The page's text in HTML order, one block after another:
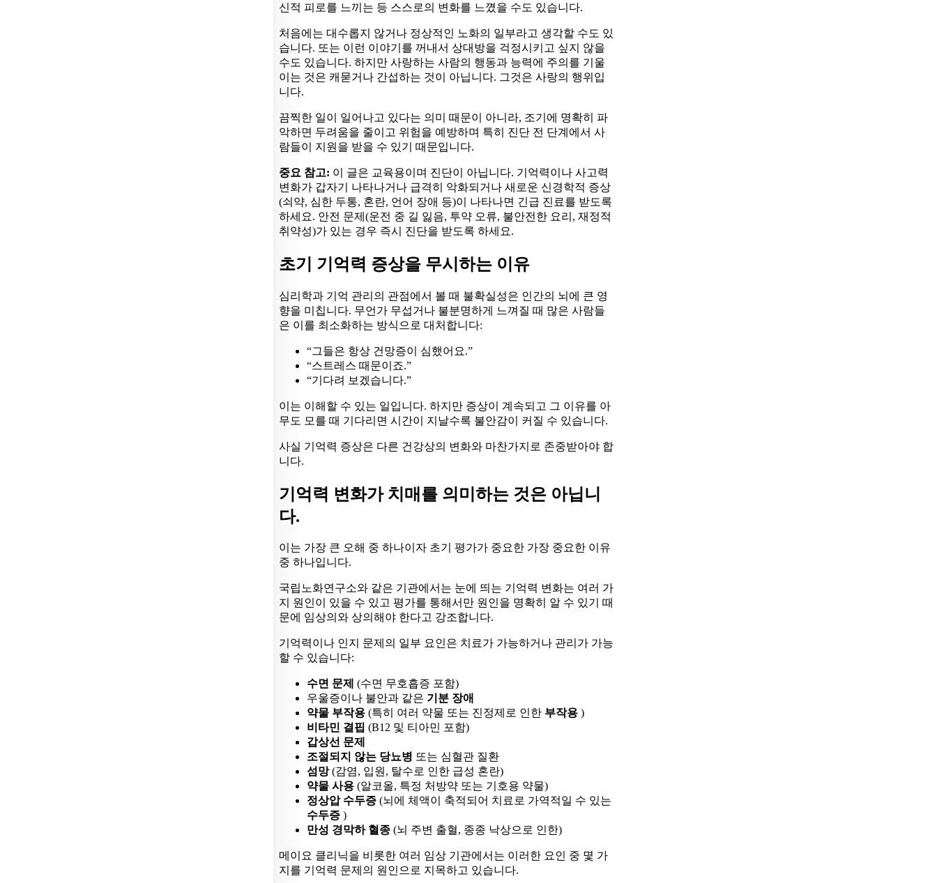
신적 피로를 느끼는 등 스스로의 변화를 느꼈을 수도 있습니다.
처음에는 대수롭지 않거나 정상적인 노화의 일부라고 생각할 수도 있
습니다. 또는 이런 이야기를 꺼내서 상대방을 걱정시키고 싶지 않을
수도 있습니다. 하지만 사랑하는 사람의 행동과 능력에 주의를 기울
이는 것은 캐묻거나 간섭하는 것이 아닙니다. 그것은 사랑의 행위입
니다.
끔찍한 일이 일어나고 있다는 의미 때문이 아니라, 조기에 명확히 파
악하면 두려움을 줄이고 위험을 예방하며 특히 진단 전 단계에서 사
람들이 지원을 받을 수 있기 때문입니다.
중요 참고: 이 글은 교육용이며 진단이 아닙니다. 기억력이나 사고력
변화가 갑자기 나타나거나 급격히 악화되거나 새로운 신경학적 증상
(쇠약, 심한 두통, 혼란, 언어 장애 등)이 나타나면 긴급 진료를 받도록
하세요. 안전 문제(운전 중 길 잃음, 투약 오류, 불안전한 요리, 재정적
취약성)가 있는 경우 즉시 진단을 받도록 하세요.
초기 기억력 증상을 무시하는 이유
심리학과 기억 관리의 관점에서 볼 때 불확실성은 인간의 뇌에 큰 영
향을 미칩니다. 무언가 무섭거나 불분명하게 느껴질 때 많은 사람들
은 이를 최소화하는 방식으로 대처합니다:
“그들은 항상 건망증이 심했어요.”
“스트레스 때문이죠.”
“기다려 보겠습니다.”
이는 이해할 수 있는 일입니다. 하지만 증상이 계속되고 그 이유를 아
무도 모를 때 기다리면 시간이 지날수록 불안감이 커질 수 있습니다.
사실 기억력 증상은 다른 건강상의 변화와 마찬가지로 존중받아야 합
니다.
기억력 변화가 치매를 의미하는 것은 아닙니
다.
이는 가장 큰 오해 중 하나이자 초기 평가가 중요한 가장 중요한 이유
중 하나입니다.
국립노화연구소와 같은 기관에서는 눈에 띄는 기억력 변화는 여러 가
지 원인이 있을 수 있고 평가를 통해서만 원인을 명확히 알 수 있기 때
문에 임상의와 상의해야 한다고 강조합니다.
기억력이나 인지 문제의 일부 요인은 치료가 가능하거나 관리가 가능
할 수 있습니다:
수면 문제 (수면 무호흡증 포함)
우울증이나 불안과 같은 기분 장애
약물 부작용 (특히 여러 약물 또는 진정제로 인한 부작용 )
비타민 결핍 (B12 및 티아민 포함)
갑상선 문제
조절되지 않는 당뇨병 또는 심혈관 질환
섬망(감염, 입원, 탈수로 인한 급성 혼란)
약물 사용 (알코올, 특정 처방약 또는 기호용 약물)
정상압 수두증 (뇌에 체액이 축적되어 치료로 가역적일 수 있는
수두증 )
만성 경막하 혈종 (뇌 주변 출혈, 종종 낙상으로 인한)
메이요 클리닉을 비롯한 여러 임상 기관에서는 이러한 요인 중 몇 가
지를 기억력 문제의 원인으로 지목하고 있습니다.